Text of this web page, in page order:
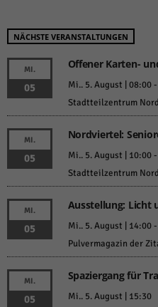
NÄCHSTE VERANSTALTUNGEN
MI.
05
Offener Karten-
Mi.. 5. August | 08:00-
Stadtteilzentrum
MI.
05
Nordviertel:
Mi.. 5. August | 10:00-
Stadtteilzentrum
MI.
05
Ausstellung: Licht
Mi.. 5. August | 14:00-
Pulvermagazin der
MI.
05
Spaziergang für
Mi.. 5. August | 15:30